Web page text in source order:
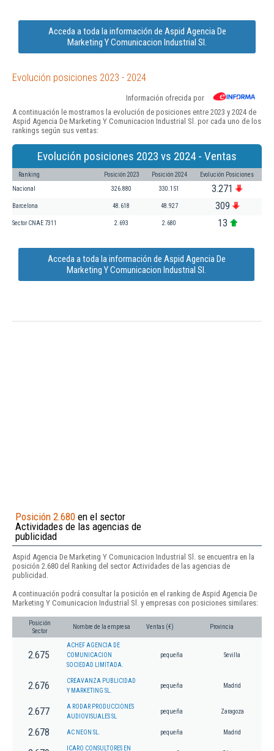
Acceda a toda la información de Aspid Agencia De
Marketing Y Comunicacion Industrial Sl.
Evolución posiciones 2023 - 2024
Información ofrecida por
A continuación le mostramos la evolución de posiciones entre 2023 y 2024 de
Aspid Agencia De Marketing Y Comunicacion Industrial Sl. por cada uno de los
rankings según sus ventas:
Evolución posiciones 2023 vs 2024 - Ventas
Ranking Posición 2023 Posición 2024 Evolución Posiciones
Nacional 326.880 330.151 3.271
Barcelona 48.618 48.927 309
Sector CNAE 7311 2.693 2.680 13
Acceda a toda la información de Aspid Agencia De
Marketing Y Comunicacion Industrial Sl.
Posición 2.680 en el sector
Actividades de las agencias de
publicidad
Aspid Agencia De Marketing Y Comunicacion Industrial Sl. se encuentra en la
posición 2.680 del Ranking del sector Actividades de las agencias de
publicidad.
A continuación podrá consultar la posición en el ranking de Aspid Agencia De
Marketing Y Comunicacion Industrial Sl. y empresas con posiciones similares:
Posición
Sector
Nombre de la empresa Ventas (€) Provincia
2.675
ACHEF AGENCIA DE
COMUNICACION
SOCIEDAD LIMITADA.
pequeña Sevilla
2.676
CREAVANZA PUBLICIDAD
Y MARKETING SL.
pequeña Madrid
2.677
A RODAR PRODUCCIONES
AUDIOVISUALES SL
pequeña Zaragoza
2.678 AC NEON SL. pequeña Madrid
ICARO CONSULTORES EN